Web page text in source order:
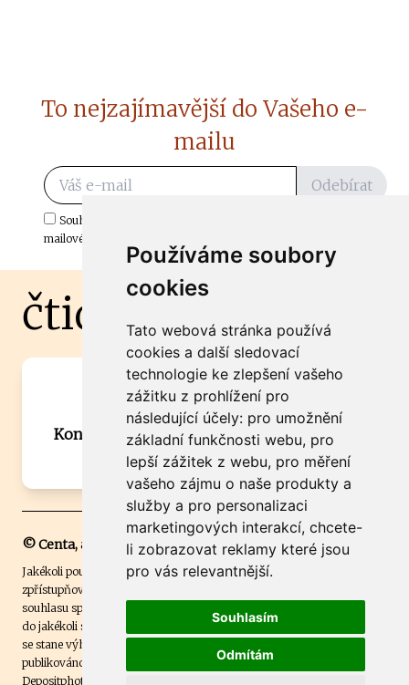
Používáme soubory
cookies
Tato webová stránka používá
cookies a další sledovací
technologie ke zlepšení vašeho
zážitku z prohlížení pro
následující účely: pro umožnění
základní funkčnosti webu, pro
lepší zážitek z webu, pro měření
vašeho zájmu o naše produkty a
služby a pro personalizaci
marketingových interakcí, chcete-
li zobrazovat reklamy které jsou
pro vás relevantnější.
Souhlasím
Odmítám
To nejzajímavější do Vašeho e-
mailu
Odebírat
Souhlasím s odběrem důležitých zpráv ze ČtiDoma.cz do mé e-
mailové schránky.
čtidoma.cz
Máte zajímavou informaci? Chcete
spolupracovat?
Kontaktujte šéfredaktora Martina Chalupu:
chalupa@ctidoma.cz
© Centa, a.s.
Jakékoli použití obsahu včetně převzetí, šíření či dalšího užití a
zpřístupňování textových či obrazových materiálů bez písemného
souhlasu společnosti Centa,a.s. je zakázáno. Čtenář svým přihlášením
do jakékoli soutěže na našem webu dává souhlas s tím, že v případě, že
se stane výhercem této soutěže, může být jeho jméno na webu
publikováno. Centa, a.s. využívala licenci ČTK a využívá fotografie z
Depositphotos